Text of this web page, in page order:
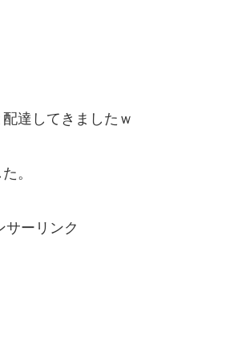
達してきましたｗ
。
サーリンク